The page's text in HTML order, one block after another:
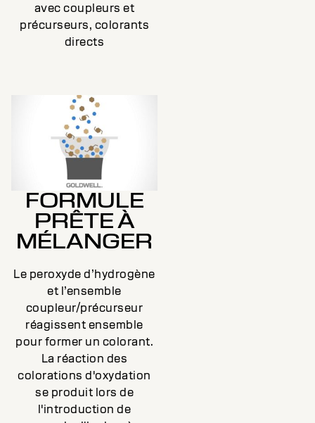
avec coupleurs et
précurseurs, colorants
directs
FORMULE
PRÊTE À
MÉLANGER
Le peroxyde d’hydrogène
et l’ensemble
coupleur/précurseur
réagissent ensemble
pour former un colorant.
La réaction des
colorations d'oxydation
se produit lors de
l'introduction de